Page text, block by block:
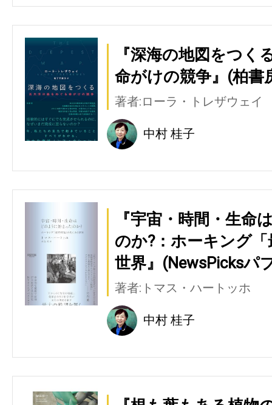
『深海の地図をつく
命がけの競争』(柏書
著者:ローラ・トレザウェイ
中村 桂子
『宇宙・時間・生命
のか?：ホーキング
世界』(NewsPicksパ
著者:トマス・ハートッホ
中村 桂子